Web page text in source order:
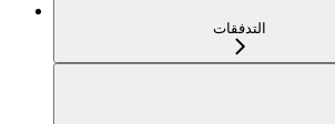
التدفقات